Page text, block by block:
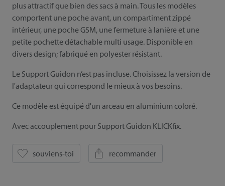
plus attractif que bien des sacs à main. Tous les modèles
comportent une poche avant, un compartiment zippé
intérieur, une poche GSM, une fermeture à lanière et une
petite pochette détachable multi usage. Disponible en
divers design; fabriqué en polyester résistant.
Le Support Guidon n’est pas incluse. Choisissez la version de
l'adaptateur qui correspond le mieux à vos besoins.
Ce modèle est équipé d'un arceau en aluminium coloré.
Avec accouplement pour Support Guidon KLICKfix.
souviens-toi recommander